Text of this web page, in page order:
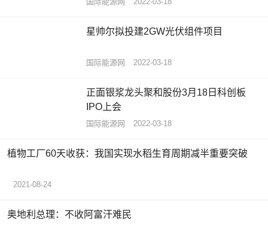
星帅尔拟投建2GW光伏组件项目
国际能源网 2022-03-18
正面银浆龙头聚和股份3月18日科创板
IPO上会
国际能源网 2022-03-18
植物工厂60天收获：我国实现水稻生育周期减半重要突破
2021-08-24
奥地利总理：不收阿富汗难民